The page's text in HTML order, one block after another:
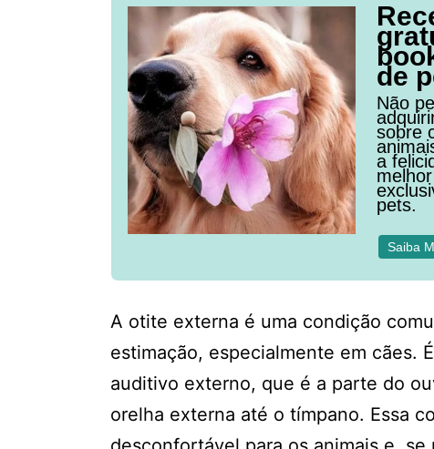
de
Não
sobre
a
pets.
Saiba
A otite externa é uma condição
estimação, especialmente em cães.
auditivo externo, que é a parte do
orelha externa até o tímpano. Essa